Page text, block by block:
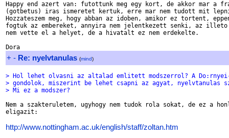
Happy end azert van: futottunk meg egy kort, de akkor mar a
(gotbetus) iras ismeretet kertuk, erre mar nem tudott mit
Hozzateszem meg, hogy abban az idoben, amikor ez tortent,
fogtuk az embereket, annyira nem jelentkezett senki, az
nem vette el a helyet, de a hivatalt ez nem erdekelte.
+ - Re: nyelvtanulas (mind)
> Hol lehet olvasni az altalad emlitett modszerrol? A
> gondolok, miszerint be lehet csapni az agyat, nyelvtanulas
> Mi ez a modszer?
Nem a szakteruletem, ugyhogy nem tudok rola sokat, de ez a
eligazit:
http://www.nottingham.ac.uk/english/staff/zoltan.htm